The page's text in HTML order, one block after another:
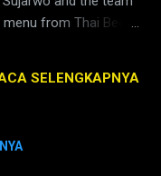
from Thai Beef
entertained with
New Year Buffet
SELENGKAPNYA